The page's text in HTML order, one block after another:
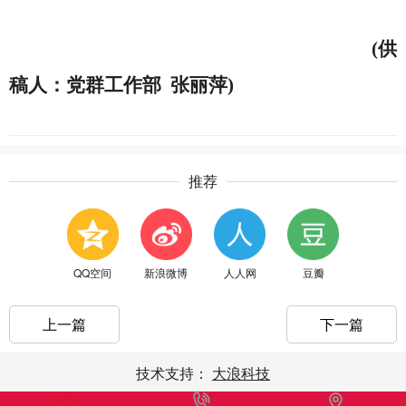
(供
稿人：党群工作部 张丽萍)
推荐
QQ空间 新浪微博 人人网 豆瓣
上一篇 下一篇
技术支持： 大浪科技